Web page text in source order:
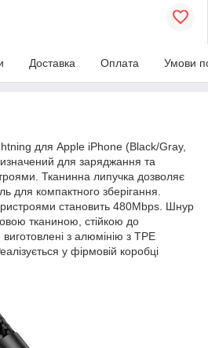
Доставка Оплата Умови
для Apple iPhone (Black/Gray,
для заряджання та
Тканинна липучка дозволяє
для компактного зберігання.
становить 480Mbps. Шнур
тканиною, стійкою до
з алюмінію з TPE
у фірмовій коробці